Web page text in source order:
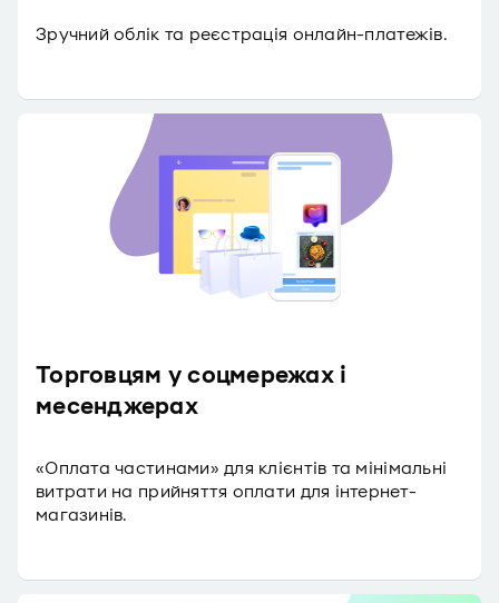
Зручний облік та реєстрація онлайн-платежів.
Торговцям у соцмережах і
месенджерах
«Оплата частинами» для клієнтів та мінімальні
витрати на прийняття оплати для інтернет-
магазинів.